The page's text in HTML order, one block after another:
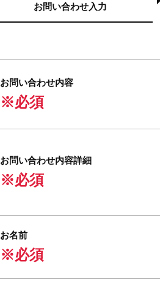
お問い合わせ入力
お問い合わせ内容
※必須
お問い合わせ内容詳細
※必須
お名前
※必須